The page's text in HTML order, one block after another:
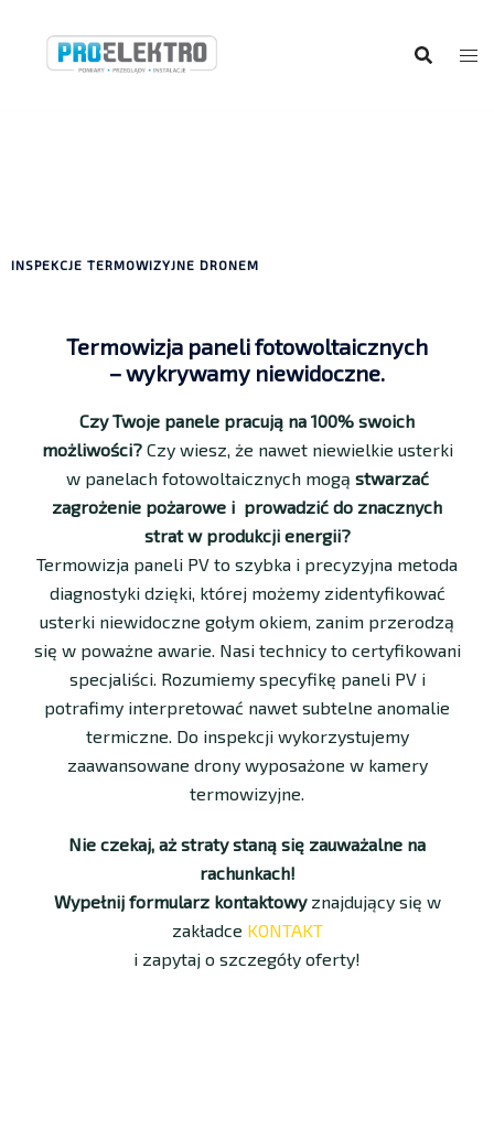
INSPEKCJE TERMOWIZYJNE DRONEM
Termowizja paneli fotowoltaicznych
– wykrywamy niewidoczne.
Czy Twoje panele pracują na 100% swoich
możliwości?Czy wiesz, że nawet niewielkie usterki
w panelach fotowoltaicznych mogą stwarzać
zagrożenie pożarowe i prowadzić do znacznych
strat w produkcji energii?
Termowizja paneli PV to szybka i precyzyjna metoda
diagnostyki dzięki, której możemy zidentyfikować
usterki niewidoczne gołym okiem, zanim przerodzą
się w poważne awarie. Nasi technicy to certyfikowani
specjaliści. Rozumiemy specyfikę paneli PV i
potrafimy interpretować nawet subtelne anomalie
termiczne. Do inspekcji wykorzystujemy
zaawansowane drony wyposażone w kamery
termowizyjne.
Nie czekaj, aż straty staną się zauważalne na
rachunkach!
Wypełnij formularz kontaktowyznajdujący się w
zakładce KONTAKT
i zapytaj o szczegóły oferty!